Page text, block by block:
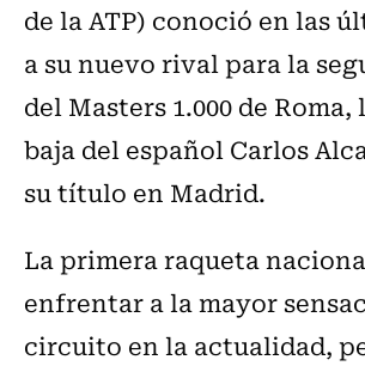
de la ATP) conoció en las
a su nuevo rival para la
del Masters 1.000 de
baja del español Carlos
su título en Madrid.
La primera raqueta
enfrentar a la mayor
circuito en la actualidad,